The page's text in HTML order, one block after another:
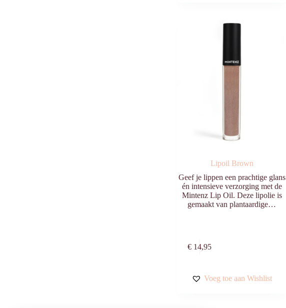
Lipoil Brown
Geef je lippen een prachtige glans
én intensieve verzorging met de
Mintenz Lip Oil. Deze lipolie is
gemaakt van plantaardige…
€ 14,95
Voeg toe aan Wishlist